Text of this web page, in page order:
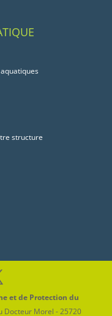
structure
et de Protection du
Docteur Morel - 25720